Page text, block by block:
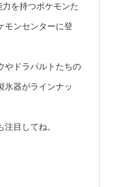
を持つポケモンた
モンセンターに登
やドラパルトたちの
氷器がラインナッ
目してね。